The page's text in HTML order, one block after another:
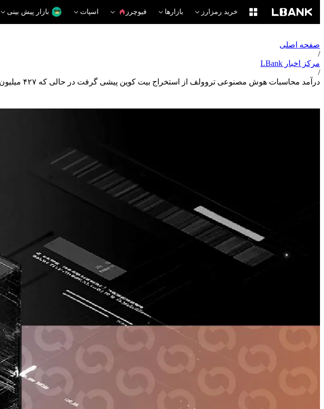
خرید رمزارز بازارها فیوچرز اسپات بازار پیش بینی
صفحه اصلی
/
مرکز اخبار LBank
/
درآمد محاسبات هوش مصنوعی تروولف از استخراج بیت کوین پیشی گرفت در حالی که ۴۲۷ میلیون دلار زیان متحمل شد